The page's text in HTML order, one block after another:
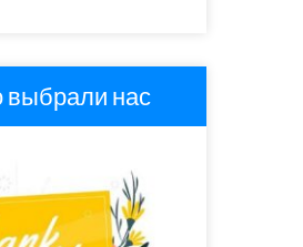
выбрали нас